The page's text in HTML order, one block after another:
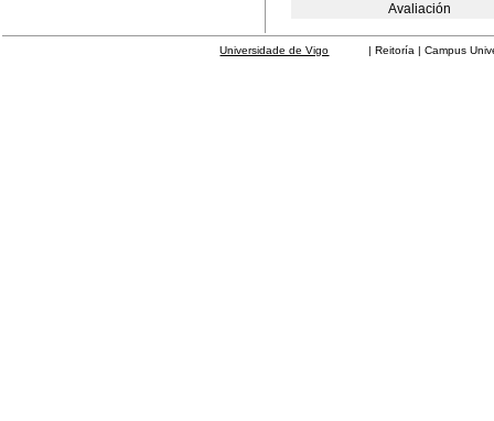
Avaliación
Universidade de Vigo | Reitoría | Campus